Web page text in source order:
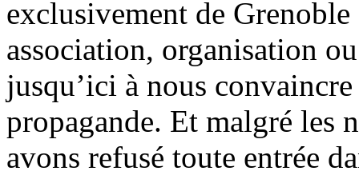
exclusivement de
association, organisation
jusqu’ici à nous
propagande. Et malgré les
avons refusé toute entrée